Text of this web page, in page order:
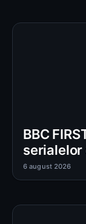
BBC
serialelor
6 august 2026